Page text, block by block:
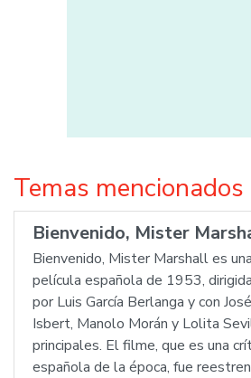
Temas mencionados
Bienvenido, Mister
Bienvenido, Mister Marshall es una
película española de 1953, dirigida
por Luis García Berlanga y con José
Isbert, Manolo Morán y Lolita
principales. El filme, que es una
española de la época, fue